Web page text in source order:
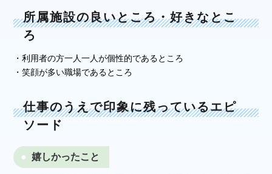
所属施設の良いところ・好きなとこ
ろ
・利用者の方一人一人が個性的であるところ
・笑顔が多い職場であるところ
仕事のうえで印象に残っているエピ
ソード
嬉しかったこと